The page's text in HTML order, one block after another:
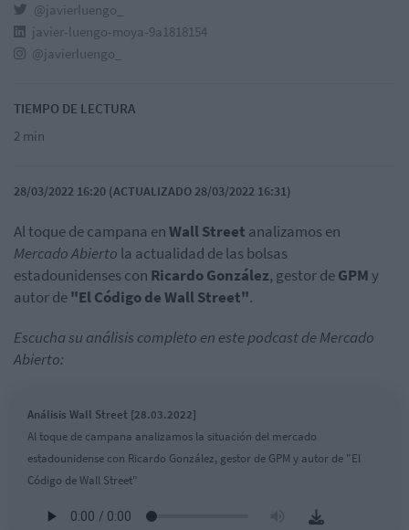
@javierluengo_
javier-luengo-moya-9a1818154
@javierluengo_
TIEMPO DE LECTURA
2 min
28/03/2022 16:20 (ACTUALIZADO 28/03/2022 16:31)
Al toque de campana enWallStreet analizamos en
Mercado Abierto la actualidad de las bolsas
estadounidenses con Ricardo González, gestor deGPMy
autor de"El Código de Wall Street".
Escucha su análisis completo en este podcast de Mercado
Abierto:
Análisis Wall Street [28.03.2022]
Al toque de campana analizamos la situación del mercado
estadounidense con Ricardo González, gestor de GPM y autor de "El
Código de Wall Street"